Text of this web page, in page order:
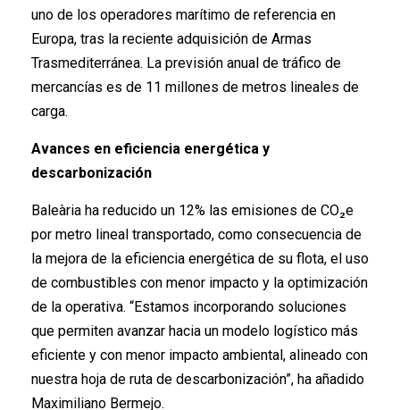
uno de los operadores marítimo de referencia en
Europa, tras la reciente adquisición de Armas
Trasmediterránea. La previsión anual de tráfico de
mercancías es de 11 millones de metros lineales de
carga.
Avances en eficiencia energética y
descarbonización
Baleària ha reducido un 12% las emisiones de CO₂e
por metro lineal transportado, como consecuencia de
la mejora de la eficiencia energética de su flota, el uso
de combustibles con menor impacto y la optimización
de la operativa. “Estamos incorporando soluciones
que permiten avanzar hacia un modelo logístico más
eficiente y con menor impacto ambiental, alineado con
nuestra hoja de ruta de descarbonización”, ha añadido
Maximiliano Bermejo.